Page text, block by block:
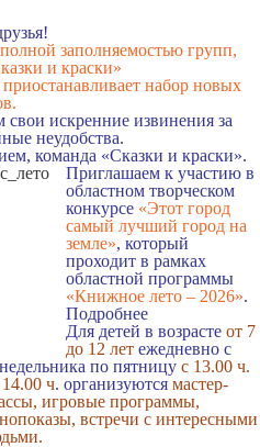
заполняемостью групп,
и краски»
набор новых
искренние извинения за
неудобства.
команда «Сказки и краски».
Приглашаем к участию в
областном творческом
конкурсе «Этот город
самый лучший город на
земле», который
проходит в рамках
областной программы
«Книжное лето – 2026».
Подробнее
Для детей в возрасте от 7
до 12 лет ежедневно с
по пятницу с 13.00 ч.
ч. организуются мастер-
игровые программы,
встречи с интересными